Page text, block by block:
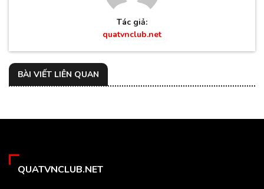
Tác giả:
quatvnclub.net
BÀI VIẾT LIÊN QUAN
QUATVNCLUB.NET